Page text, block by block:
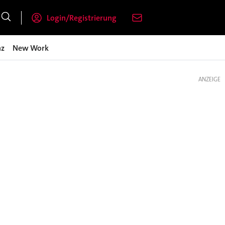
Login/Registrierung
New Work
ANZEIGE